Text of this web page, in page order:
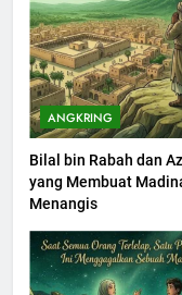
ANGKRING
Bilal bin Rabah dan
yang Membuat
Menangis
200
201